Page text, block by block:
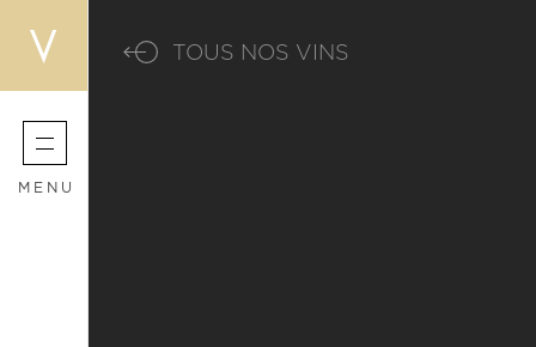
MENU
TOUS NOS VINS